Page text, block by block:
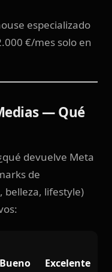
especializado
€/mes solo en
— Qué
devuelve Meta
de
belleza, lifestyle)
Bueno Excelente